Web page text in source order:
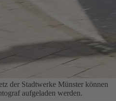
der Stadtwerke Münster können
aufgeladen werden.